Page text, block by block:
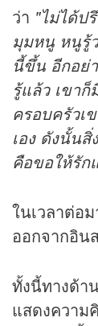
ว่า "ไม่ได้ป
มุมหนู หนูรู้
นี้ขึ้น อีกอย่
รู้แล้ว เขา
ครอบครัวเ
เอง ดังนั้นสิ่
คือขอให้รัก
ในเวลาต่อม
ออกจากอิน
ทั้งนี้ทางด้า
แสดงความ